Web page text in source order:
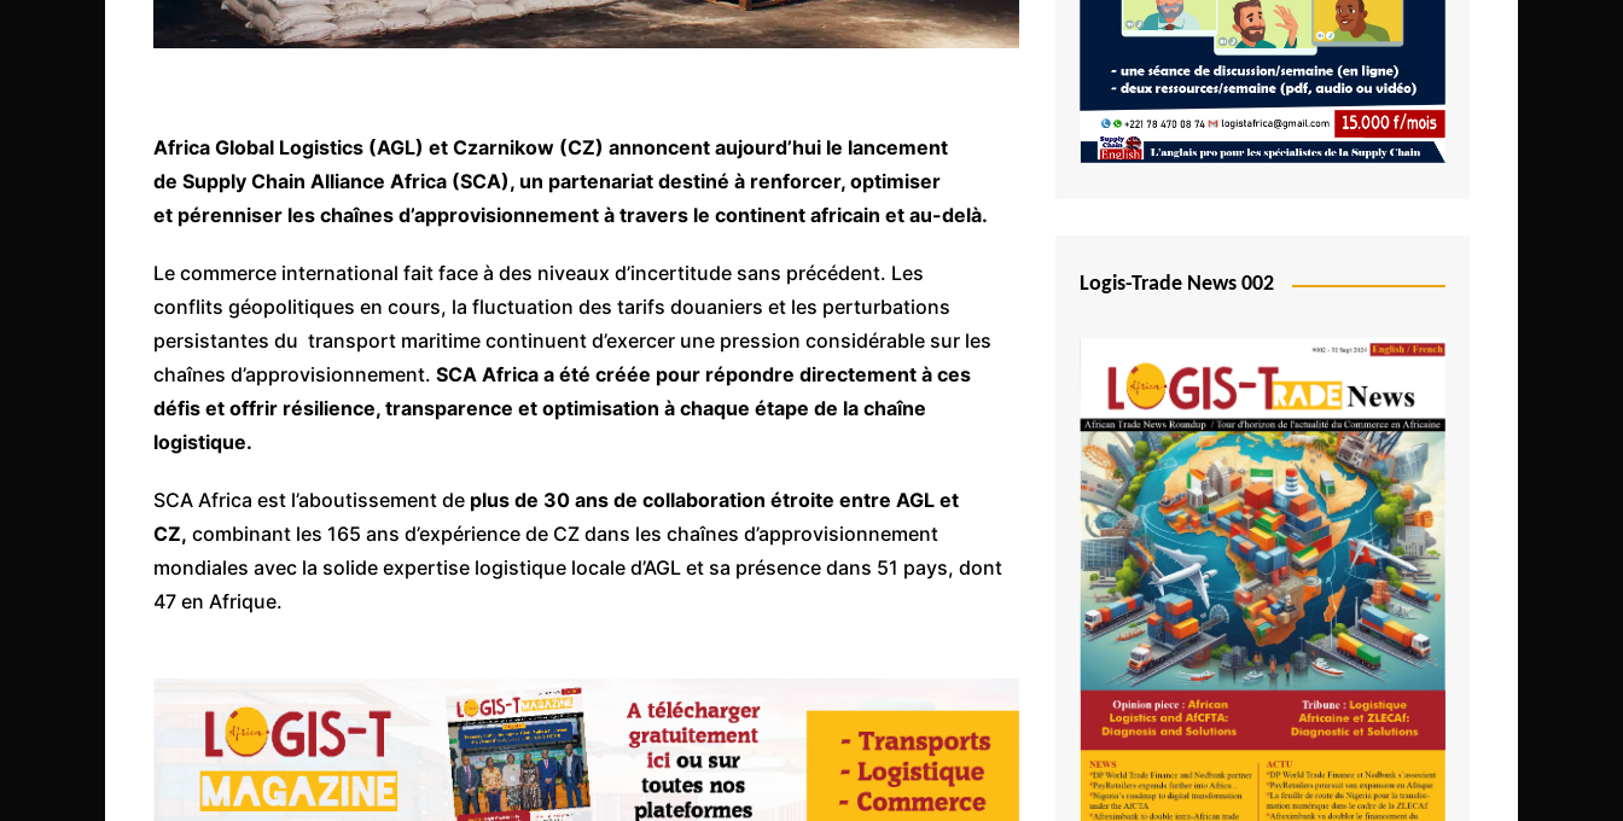
Lesotho Fr
Malawi Fr
Maroc
Mozambique
Namibie
Niger
Togo
São Tomé et Príncipe
Sierra Leone
Africa Global Logistics (AGL) et Czarnikow (CZ) annoncent aujourd’hui le lancement
de Supply Chain Alliance Africa (SCA), un partenariat destiné à renforcer, optimiser
et pérenniser les chaînes d’approvisionnement à travers le continent africain et au-delà.
Le commerce international fait face à des niveaux d’incertitude sans précédent. Les
conflits géopolitiques en cours, la fluctuation des tarifs douaniers et les perturbations
persistantes du transport maritime continuent d’exercer une pression considérable sur les
chaînes d’approvisionnement. SCA Africa a été créée pour répondre directement à ces
défis et offrir résilience, transparence et optimisation à chaque étape de la chaîne
logistique.
SCA Africa est l’aboutissement de plus de 30 ans de collaboration étroite entre AGL et
CZ, combinant les 165 ans d’expérience de CZ dans les chaînes d’approvisionnement
mondiales avec la solide expertise logistique locale d’AGL et sa présence dans 51 pays, dont
47 en Afrique.
Logis-Trade News 002